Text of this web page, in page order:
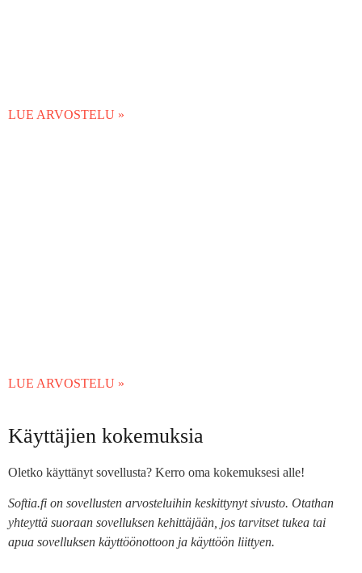
LUE ARVOSTELU »
LUE ARVOSTELU »
Käyttäjien kokemuksia
Oletko käyttänyt sovellusta? Kerro oma kokemuksesi alle!
Softia.fi on sovellusten arvosteluihin keskittynyt sivusto. Otathan
yhteyttä suoraan sovelluksen kehittäjään, jos tarvitset tukea tai
apua sovelluksen käyttöönottoon ja käyttöön liittyen.